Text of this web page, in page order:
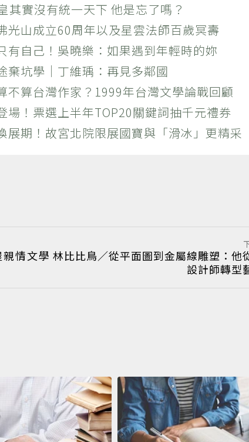
實沒有統一天下 他是忘了嗎？
山成立60周年以及星雲法師百歲冥壽
自己！吳曉樂：如果遇到年輕時的妳
坑學｜丁維瑀：再見多鄰國
算台灣作家？1999年台灣文學論戰回顧
！票選上半年TOP20關鍵詞抽千元禮券
期！故宮北院限展國寶與「滑冰」更精采
情文學 林比比鳥／從平面圖到金屬線雕塑：他
設計師轉型